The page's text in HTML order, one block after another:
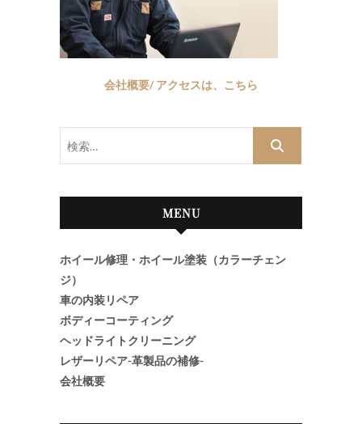
会社概要/ アクセスは、こちら
MENU
ホイール修理・ホイール塗装（カラーチェン
ジ）
車の内装リペア
ボディーコーティング
ヘッドライトクリーニング
レザーリペア-革製品の補修-
会社概要